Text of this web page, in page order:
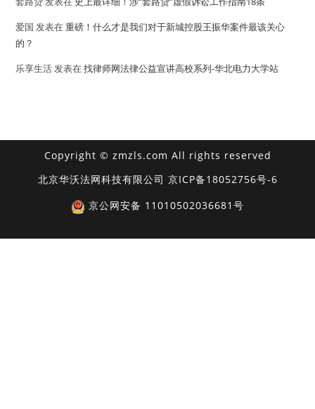
爱国 发表在重磅！什么才是我们对于新城控股王振华案件最该关心
的？
乐享生活发表在找律师网法律公益宣讲高校系列-华北电力大学站
Copyright © zmzls.com All rights reserved
北京华沃法网科技有限公司 京ICP备18052756号-6
京公网安备 11010502036681号